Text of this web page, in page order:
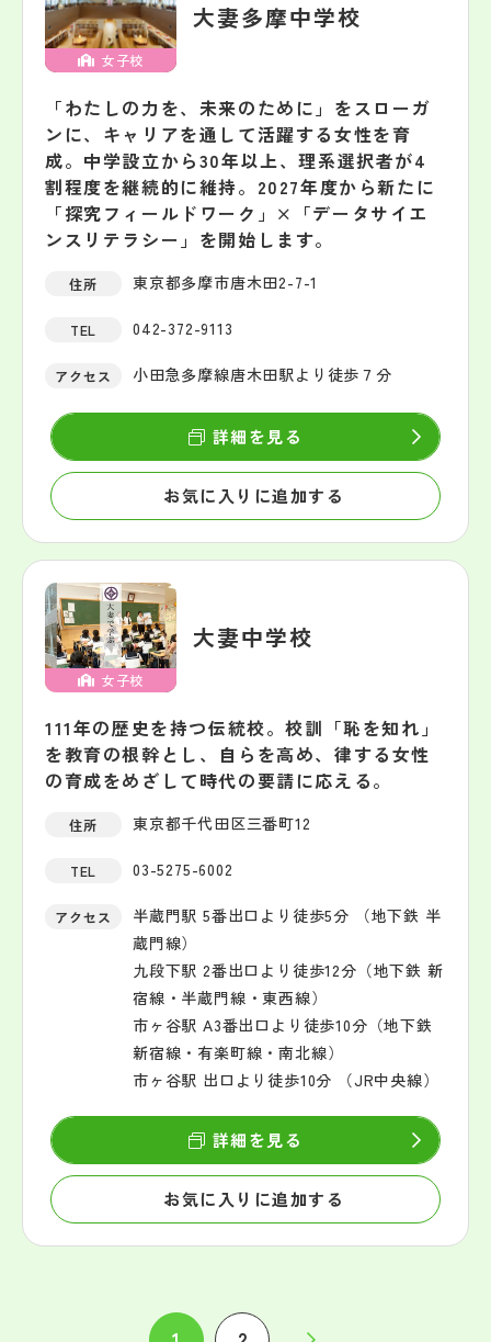
女子校
大妻多摩中学校
「わたしの力を、未来のために」をスローガ
ンに、キャリアを通して活躍する女性を育
成。中学設立から30年以上、理系選択者が4
割程度を継続的に維持。2027年度から新たに
「探究フィールドワーク」×「データサイエ
ンスリテラシー」を開始します。
住所 東京都多摩市唐木田2-7-1
TEL 042-372-9113
アクセス 小田急多摩線唐木田駅より徒歩７分
お気に入りに追加する
詳細を見る
女子校
大妻中学校
111年の歴史を持つ伝統校。校訓「恥を知れ」
を教育の根幹とし、自らを高め、律する女性
の育成をめざして時代の要請に応える。
住所 東京都千代田区三番町12
TEL 03-5275-6002
アクセス
半蔵門駅 5番出口より徒歩5分 （地下鉄 半
蔵門線）
九段下駅 2番出口より徒歩12分（地下鉄 新
宿線・半蔵門線・東西線）
市ヶ谷駅 A3番出口より徒歩10分（地下鉄
新宿線・有楽町線・南北線）
市ヶ谷駅 出口より徒歩10分 （JR中央線）
お気に入りに追加する
詳細を見る